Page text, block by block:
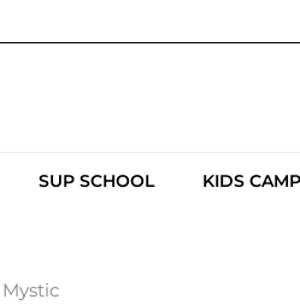
SUP SCHOOL KIDS
Mystic